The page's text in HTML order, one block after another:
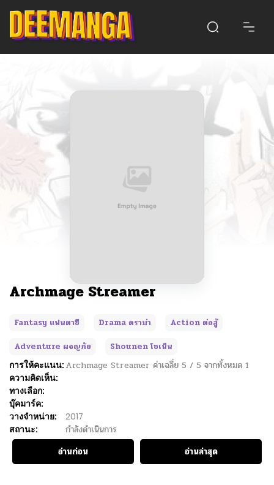
Archmage Streamer
Fantasy แฟนตาซี Drama ดราม่า
Action ต่อสู้
Adventure ผจญภัย
Shounen โชเน็น
การให้คะแนน: Archmage Streamer ค่าเฉลี่ย 5 / 5 จากทั้งหมด 1
ความคิดเห็น:
ทางเลือก:
บุ๊คมาร์ค:
วางจำหน่าย:
2017
สถานะ:
กำลังดำเนินการ
อ่านก่อน
อ่านล่าสุด